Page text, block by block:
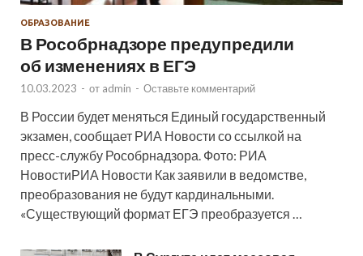
ОБРАЗОВАНИЕ
В Рособрнадзоре предупредили
об изменениях в ЕГЭ
10.03.2023 - от admin - Оставьте комментарий
В России будет меняться Единый государственный
экзамен, сообщает РИА Новости со ссылкой на
пресс-службу Рособрнадзора. Фото: РИА
НовостиРИА Новости Как заявили в ведомстве,
преобразования не будут кардинальными.
«Существующий формат ЕГЭ преобразуется …